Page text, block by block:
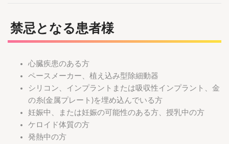
禁忌となる患者様
心臓疾患のある方
ペースメーカー、植え込み型除細動器
シリコン、インプラントまたは吸収性インプラント、金
の糸(金属プレート)を埋め込んでいる方
妊娠中、または妊娠の可能性のある方、授乳中の方
ケロイド体質の方
発熱中の方